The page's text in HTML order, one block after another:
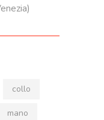
collo
mano